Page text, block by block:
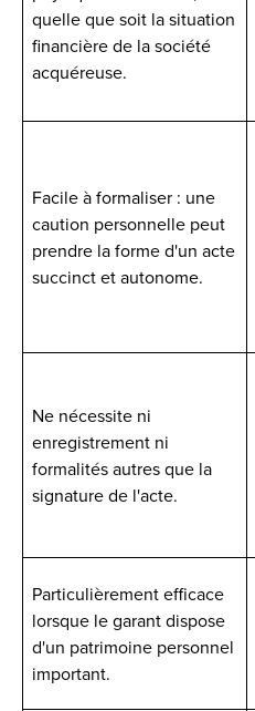
quelle que soit la situation
financière de la société
acquéreuse.
Facile à formaliser : une
caution personnelle peut
prendre la forme d'un acte
succinct et autonome.
Ne nécessite ni
enregistrement ni
formalités autres que la
signature de l'acte.
Particulièrement efficace
lorsque le garant dispose
d'un patrimoine personnel
important.